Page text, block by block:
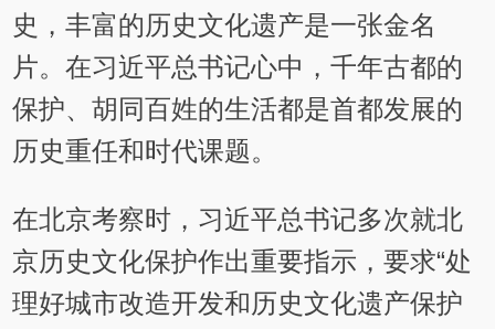
史，丰富的历史文化遗产是一张金名
片。在习近平总书记心中，千年古都的
保护、胡同百姓的生活都是首都发展的
历史重任和时代课题。
在北京考察时，习近平总书记多次就北
京历史文化保护作出重要指示，要求“处
理好城市改造开发和历史文化遗产保护